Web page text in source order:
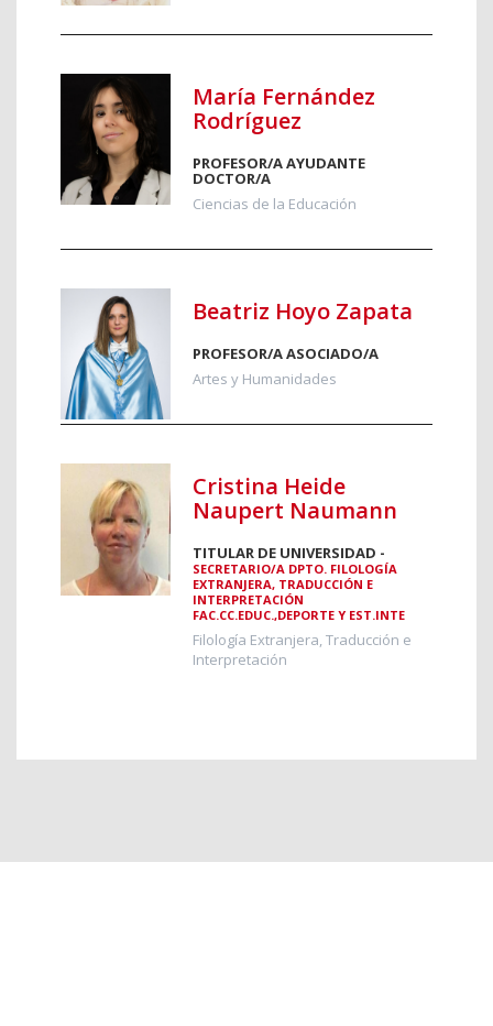
María Fernández
Rodríguez
PROFESOR/A AYUDANTE
DOCTOR/A
Ciencias de la Educación
Beatriz Hoyo Zapata
PROFESOR/A ASOCIADO/A
Artes y Humanidades
Cristina Heide
Naupert Naumann
TITULAR DE UNIVERSIDAD -
SECRETARIO/A DPTO. FILOLOGÍA
EXTRANJERA, TRADUCCIÓN E
INTERPRETACIÓN
FAC.CC.EDUC.,DEPORTE Y EST.INTE
Filología Extranjera, Traducción e
Interpretación